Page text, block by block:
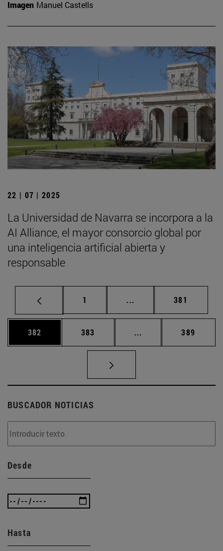
Imagen Manuel Castells
22 | 07 | 2025
La Universidad de Navarra se incorpora a la
AI Alliance, el mayor consorcio global por
una inteligencia artificial abierta y
responsable
Página
1 ... Páginas intermedias
Página
381
Página
382 Página
383 ... Páginas intermedias
Página
389
BUSCADOR NOTICIAS
Desde
Hasta